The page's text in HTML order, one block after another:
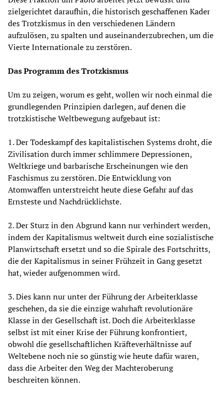
zielgerichtet daraufhin, die historisch geschaffenen Kader
des Trotzkismus in den verschiedenen Ländern
aufzulösen, zu spalten und auseinanderzubrechen, um die
Vierte Internationale zu zerstören.
Das Programm des Trotzkismus
Um zu zeigen, worum es geht, wollen wir noch einmal die
grundlegenden Prinzipien darlegen, auf denen die
trotzkistische Weltbewegung aufgebaut ist:
1. Der Todeskampf des kapitalistischen Systems droht, die
Zivilisation durch immer schlimmere Depressionen,
Weltkriege und barbarische Erscheinungen wie den
Faschismus zu zerstören. Die Entwicklung von
Atomwaffen unterstreicht heute diese Gefahr auf das
Ernsteste und Nachdrücklichste.
2. Der Sturz in den Abgrund kann nur verhindert werden,
indem der Kapitalismus weltweit durch eine sozialistische
Planwirtschaft ersetzt und so die Spirale des Fortschritts,
die der Kapitalismus in seiner Frühzeit in Gang gesetzt
hat, wieder aufgenommen wird.
3. Dies kann nur unter der Führung der Arbeiterklasse
geschehen, da sie die einzige wahrhaft revolutionäre
Klasse in der Gesellschaft ist. Doch die Arbeiterklasse
selbst ist mit einer Krise der Führung konfrontiert,
obwohl die gesellschaftlichen Kräfteverhältnisse auf
Weltebene noch nie so günstig wie heute dafür waren,
dass die Arbeiter den Weg der Machteroberung
beschreiten können.